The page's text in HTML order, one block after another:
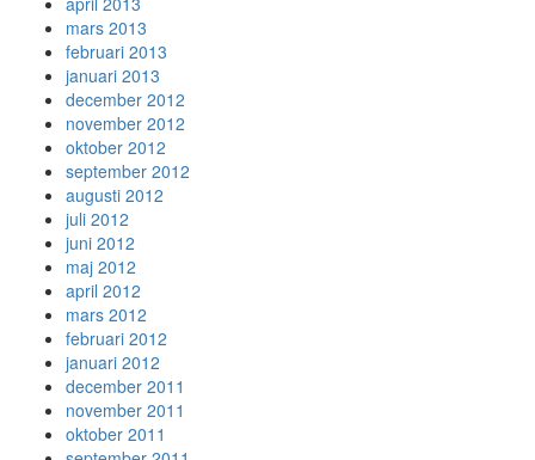
mars 2013
februari 2013
januari 2013
december 2012
november 2012
oktober 2012
september 2012
augusti 2012
juli 2012
juni 2012
maj 2012
april 2012
mars 2012
februari 2012
januari 2012
december 2011
november 2011
oktober 2011